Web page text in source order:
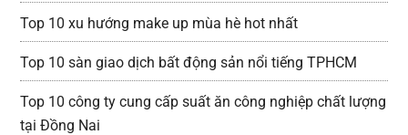
Top 10 xu hướng make up mùa hè hot nhất
Top 10 sàn giao dịch bất động sản nổi tiếng TPHCM
Top 10 công ty cung cấp suất ăn công nghiệp chất lượng
tại Đồng Nai